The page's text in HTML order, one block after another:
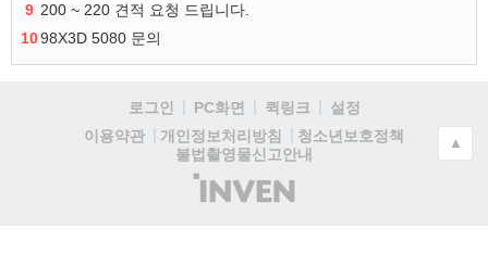
9 200 ~ 220 견적 요청 드립니다.
1098X3D 5080 문의
로그인 PC화면 퀵링크
설정
이용약관
개인정보처리방침
청소년보호정책
불법촬영물신고안내
(주)
인
▲